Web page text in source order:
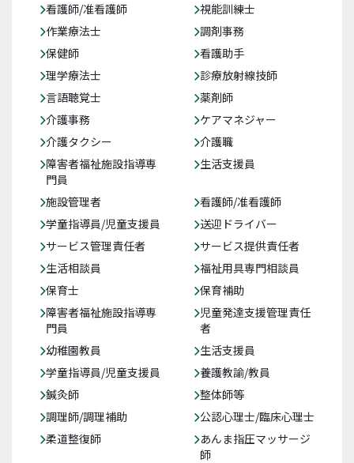
看護師/准看護師
視能訓練士
作業療法士
調剤事務
保健師
看護助手
理学療法士
診療放射線技師
言語聴覚士
薬剤師
介護事務
ケアマネジャー
介護タクシー
介護職
障害者福祉施設指導専
門員
生活支援員
施設管理者
看護師/准看護師
学童指導員/児童支援員
送迎ドライバー
サービス管理責任者
サービス提供責任者
生活相談員
福祉用具専門相談員
保育士
保育補助
障害者福祉施設指導専
門員
児童発達支援管理責任
者
幼稚園教員
生活支援員
学童指導員/児童支援員
養護教諭/教員
鍼灸師
整体師等
調理師/調理補助
公認心理士/臨床心理士
柔道整復師
あんま指圧マッサージ
師